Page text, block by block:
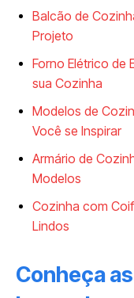
Balcão de
Projeto
Forno Elétrico de
sua Cozinha
Modelos de
Você se Inspirar
Armário de
Modelos
Cozinha com
Lindos
Conheça